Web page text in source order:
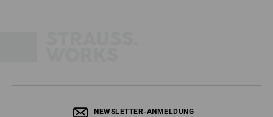
NEWSLETTER-ANMELDUNG